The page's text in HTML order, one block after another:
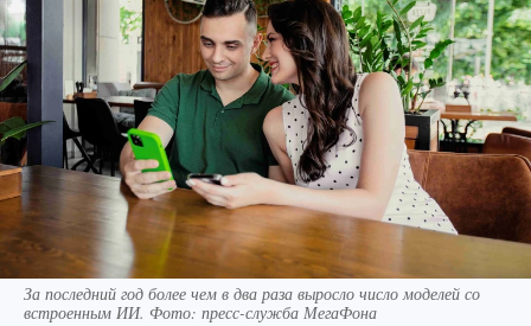
За последний год более чем в два раза выросло число моделей со
встроенным ИИ. Фото: пресс-служба МегаФона